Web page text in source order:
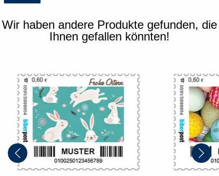
Wir haben andere Produkte gefunden, die
Ihnen gefallen könnten!